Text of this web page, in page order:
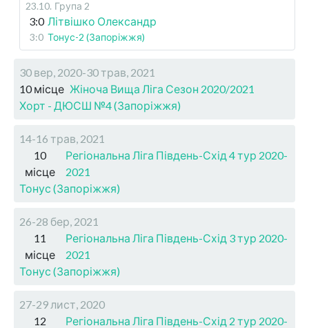
23.10. Група 2
3:0 Літвішко Олександр
3:0 Тонус-2 (Запоріжжя)
30 вер, 2020-30 трав, 2021
10 місце Жіноча Вища Ліга Сезон 2020/2021
Хорт - ДЮСШ №4 (Запоріжжя)
14-16 трав, 2021
10
місце
Регіональна Ліга Південь-Схід 4 тур 2020-
2021
Тонус (Запоріжжя)
26-28 бер, 2021
11
місце
Регіональна Ліга Південь-Схід 3 тур 2020-
2021
Тонус (Запоріжжя)
27-29 лист, 2020
12
Регіональна Ліга Південь-Схід 2 тур 2020-